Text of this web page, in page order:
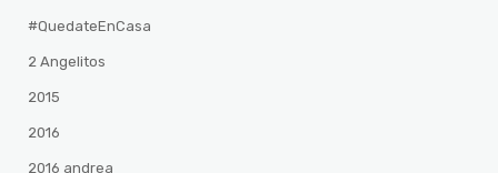
#QuedateEnCasa
2 Angelitos
2015
2016
2016 andrea